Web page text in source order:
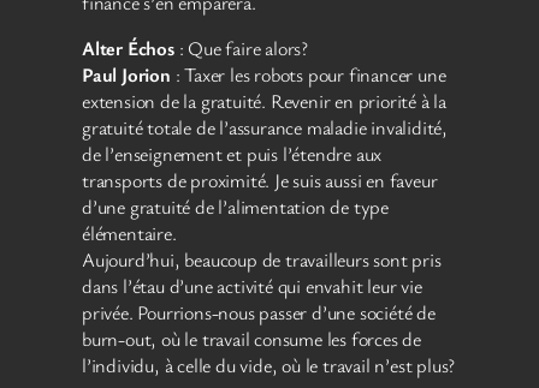
Alter Échos : Que faire alors?
Paul Jorion : Taxer les robots pour financer une
extension de la gratuité. Revenir en priorité à la
gratuité totale de l’assurance maladie invalidité,
de l’enseignement et puis l’étendre aux
transports de proximité. Je suis aussi en faveur
d’une gratuité de l’alimentation de type
élémentaire.
Aujourd’hui, beaucoup de travailleurs sont pris
dans l’étau d’une activité qui envahit leur vie
privée. Pourrions-nous passer d’une société de
burn-out, où le travail consume les forces de
l’individu, à celle du vide, où le travail n’est plus?